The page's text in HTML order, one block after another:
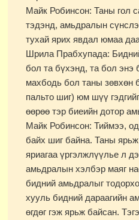
Майк Робинсон: Таны гол
тэдэнд, амьдралын
тухай ярих явдал юмаа
Шрила Прабхупада:
бол та бүхэнд, та бол
махбодь бол таны зөвхөн
пальто шиг) юм шүү
өөрөө тэр биеийн дотор
Майк Робинсон: Тиймээ,
байх шиг байна. Таны
яриагаа үргэлжлүүлье л
амьдралын хэлбэр маяг
бидний амьдралыг
хууль бидний дараагийн
өгдөг гэж ярьж байсан.